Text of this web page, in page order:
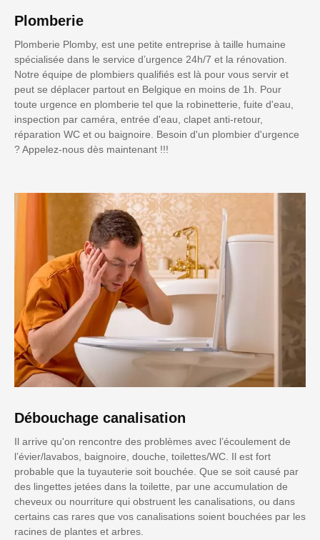
Plomberie
Plomberie Plomby, est une petite entreprise à taille humaine
spécialisée dans le service d’urgence 24h/7 et la rénovation.
Notre équipe de plombiers qualifiés est là pour vous servir et
peut se déplacer partout en Belgique en moins de 1h. Pour
toute urgence en plomberie tel que la robinetterie, fuite d'eau,
inspection par caméra, entrée d'eau, clapet anti-retour,
réparation WC et ou baignoire. Besoin d'un plombier d'urgence
? Appelez-nous dès maintenant !!!
Débouchage canalisation
Il arrive qu'on rencontre des problèmes avec l’écoulement de
l’évier/lavabos, baignoire, douche, toilettes/WC. Il est fort
probable que la tuyauterie soit bouchée. Que se soit causé par
des lingettes jetées dans la toilette, par une accumulation de
cheveux ou nourriture qui obstruent les canalisations, ou dans
certains cas rares que vos canalisations soient bouchées par les
racines de plantes et arbres.